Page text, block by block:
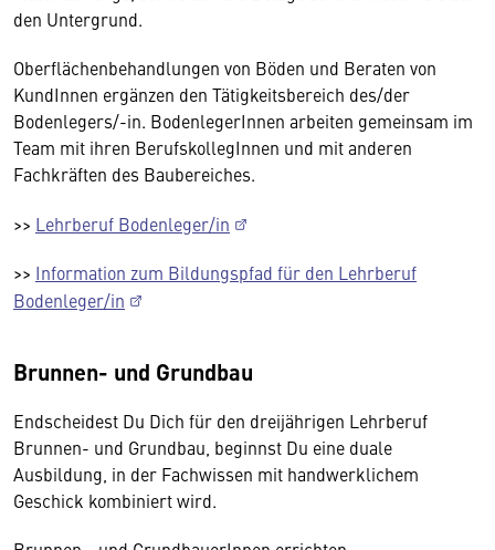
den Untergrund.
Oberflächenbehandlungen von Böden und Beraten von
KundInnen ergänzen den Tätigkeitsbereich des/der
Bodenlegers/-in. BodenlegerInnen arbeiten gemeinsam im
Team mit ihren BerufskollegInnen und mit anderen
Fachkräften des Baubereiches.
>> Lehrberuf Bodenleger/in
>> Information zum Bildungspfad für den Lehrberuf
Bodenleger/in
Brunnen- und Grundbau
Endscheidest Du Dich für den dreijährigen Lehrberuf
Brunnen- und Grundbau, beginnst Du eine duale
Ausbildung, in der Fachwissen mit handwerklichem
Geschick kombiniert wird.